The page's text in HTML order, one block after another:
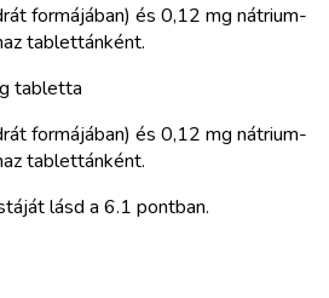
formájában) és 0,12 mg nátrium-
tablettánként.
tabletta
formájában) és 0,12 mg nátrium-
tablettánként.
lásd a 6.1 pontban.